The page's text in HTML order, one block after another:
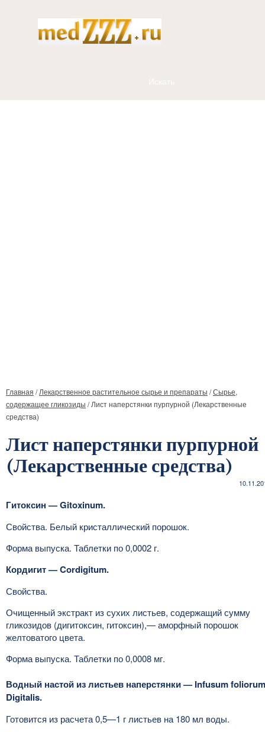
Главная /Лекарственное растительное сырье и препараты /Сырье,
содержащее гликозиды /Лист наперстянки пурпурной (Лекарственные
средства)
Лист наперстянки пурпурной
(Лекарственные средства)
Гитоксин — Gitoxinum.
Свойства. Белый кристаллический порошок.
Форма выпуска. Таблетки по 0,0002 г.
Кордигит — Cordigitum.
Свойства.
Очищенный экстракт из сухих листьев, содержащий сумму
гликозидов (дигитоксин, гитоксин),— аморфный порошок
желтоватого цвета.
Форма выпуска. Таблетки по 0,0008 мг.
Водный настой из листьев наперстянки — Infusum foliorum
Digitalis.
Готовится из расчета 0,5—1 г листьев на 180 мл воды.